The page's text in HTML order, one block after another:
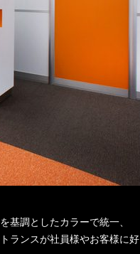
基調としたカラーで統一、
ランスが社員様やお客様に好